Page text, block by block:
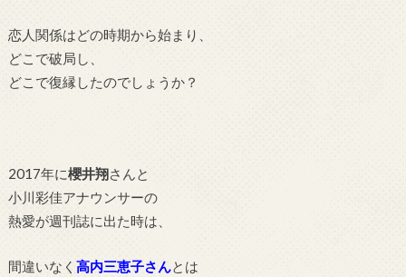
恋人関係はどの時期から始まり、
どこで破局し、
どこで復縁したのでしょうか？
2017年に櫻井翔さんと
小川彩佳アナウンサーの
熱愛が週刊誌に出た時は、
間違いなく 高内三恵子さんとは